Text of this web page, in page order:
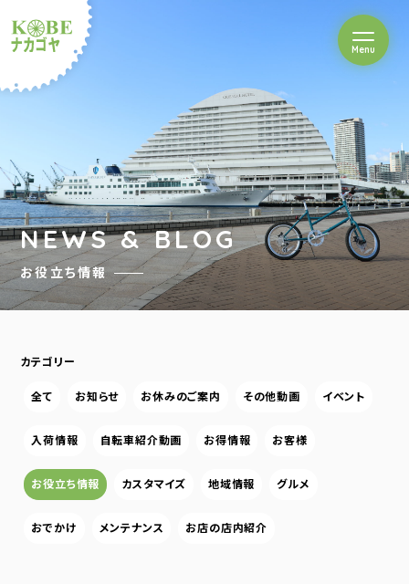
ルショップナカゴヤ
Menuを開閉
NEWS & BLOG
お役立ち情報
カテゴリー
全て お知らせ お休みのご案内 その他動画 イベント
入荷情報 自転車紹介動画 お得情報 お客様
お役立ち情報 カスタマイズ 地域情報 グルメ
おでかけ メンテナンス お店の店内紹介